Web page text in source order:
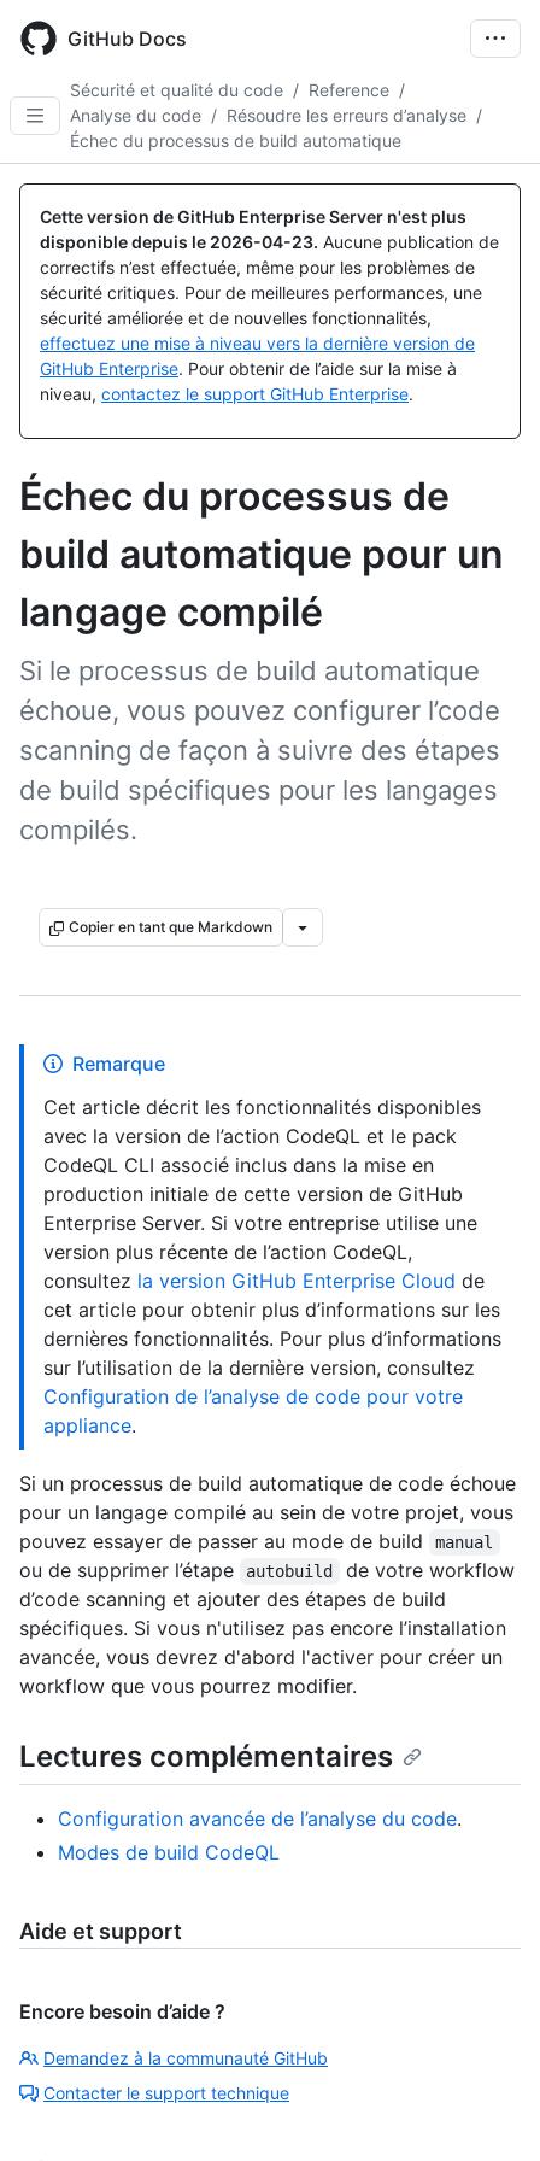
main
GitHub Docs
Sécurité et qualité du code / Reference /
Analyse du code / Résoudre les erreurs d’analyse /
Échec du processus de build automatique
Cette version de GitHub Enterprise Server n'est plus
disponible depuis le 2026-04-23. Aucune publication de
correctifs n’est effectuée, même pour les problèmes de
sécurité critiques. Pour de meilleures performances, une
sécurité améliorée et de nouvelles fonctionnalités,
effectuez une mise à niveau vers la dernière version de
GitHub Enterprise. Pour obtenir de l’aide sur la mise à
niveau, contactez le support GitHub Enterprise.
Échec du processus de
build automatique pour un
langage compilé
Si le processus de build automatique
échoue, vous pouvez configurer l’code
scanning de façon à suivre des étapes
de build spécifiques pour les langages
compilés.
Copier en tant que Markdown
Remarque
Cet article décrit les fonctionnalités disponibles
avec la version de l’action CodeQL et le pack
CodeQL CLI associé inclus dans la mise en
production initiale de cette version de GitHub
Enterprise Server. Si votre entreprise utilise une
version plus récente de l’action CodeQL,
consultez la version GitHub Enterprise Cloud de
cet article pour obtenir plus d’informations sur les
dernières fonctionnalités. Pour plus d’informations
sur l’utilisation de la dernière version, consultez
Configuration de l’analyse de code pour votre
appliance.
Si un processus de build automatique de code échoue
pour un langage compilé au sein de votre projet, vous
pouvez essayer de passer au mode de build
manual
ou de supprimer l’étape autobuild
de votre workflow
d’code scanning et ajouter des étapes de build
spécifiques. Si vous n'utilisez pas encore l’installation
avancée, vous devrez d'abord l'activer pour créer un
workflow que vous pourrez modifier.
Lectures complémentaires
Configuration avancée de l’analyse du code.
Modes de build CodeQL
Aide et support
Encore besoin d’aide ?
Demandez à la communauté GitHub
Contacter le support technique